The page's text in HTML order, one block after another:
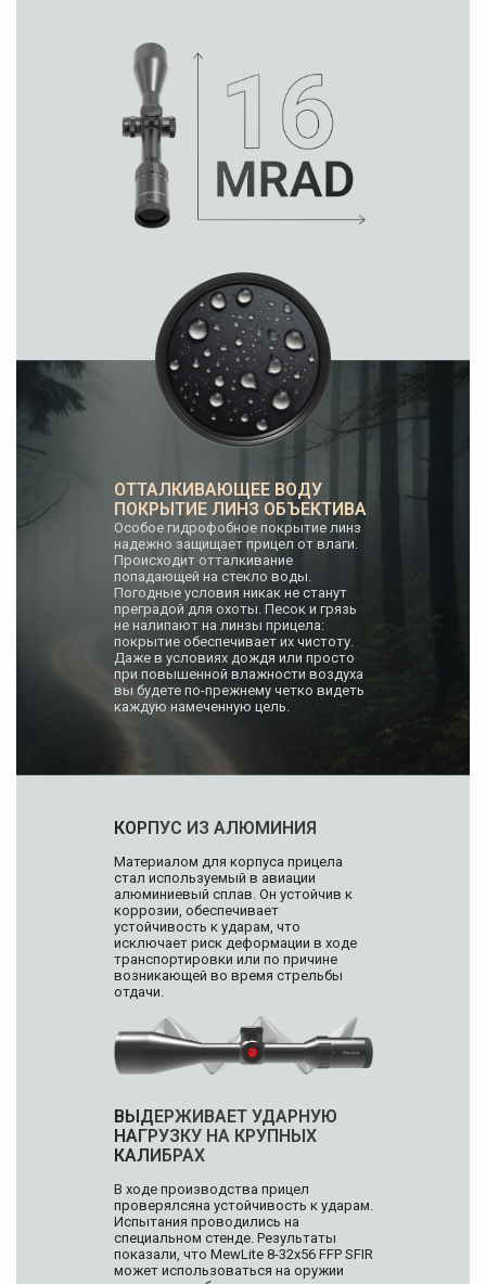
ОТТАЛКИВАЮЩЕЕ ВОДУ
ПОКРЫТИЕ ЛИНЗ ОБЪЕКТИВА
Особое гидрофобное покрытие линз
надежно защищает прицел от влаги.
Происходит отталкивание
попадающей на стекло воды.
Погодные условия никак не станут
преградой для охоты. Песок и грязь
не налипают на линзы прицела:
покрытие обеспечивает их чистоту.
Даже в условиях дождя или просто
при повышенной влажности воздуха
вы будете по-прежнему четко видеть
каждую намеченную цель.
КОРПУС ИЗ АЛЮМИНИЯ
Материалом для корпуса прицела
стал используемый в авиации
алюминиевый сплав. Он устойчив к
коррозии, обеспечивает
устойчивость к ударам, что
исключает риск деформации в ходе
транспортировки или по причине
возникающей во время стрельбы
отдачи.
ВЫДЕРЖИВАЕТ УДАРНУЮ
НАГРУЗКУ НА КРУПНЫХ
КАЛИБРАХ
В ходе производства прицел
проверялсяна устойчивость к ударам.
Испытания проводились на
специальном стенде. Результаты
показали, что MewLite 8-32x56 FFP SFIR
может использоваться на оружии